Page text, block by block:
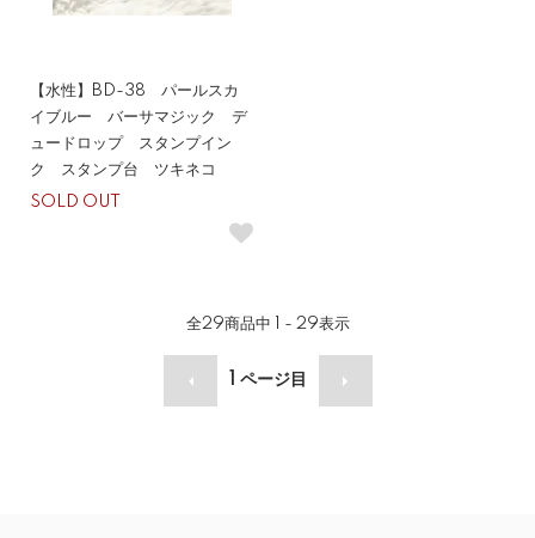
【水性】BD-38 パールスカ
イブルー バーサマジック デ
ュードロップ スタンプイン
ク スタンプ台 ツキネコ
SOLD OUT
全29商品中 1 - 29表示
ページ目